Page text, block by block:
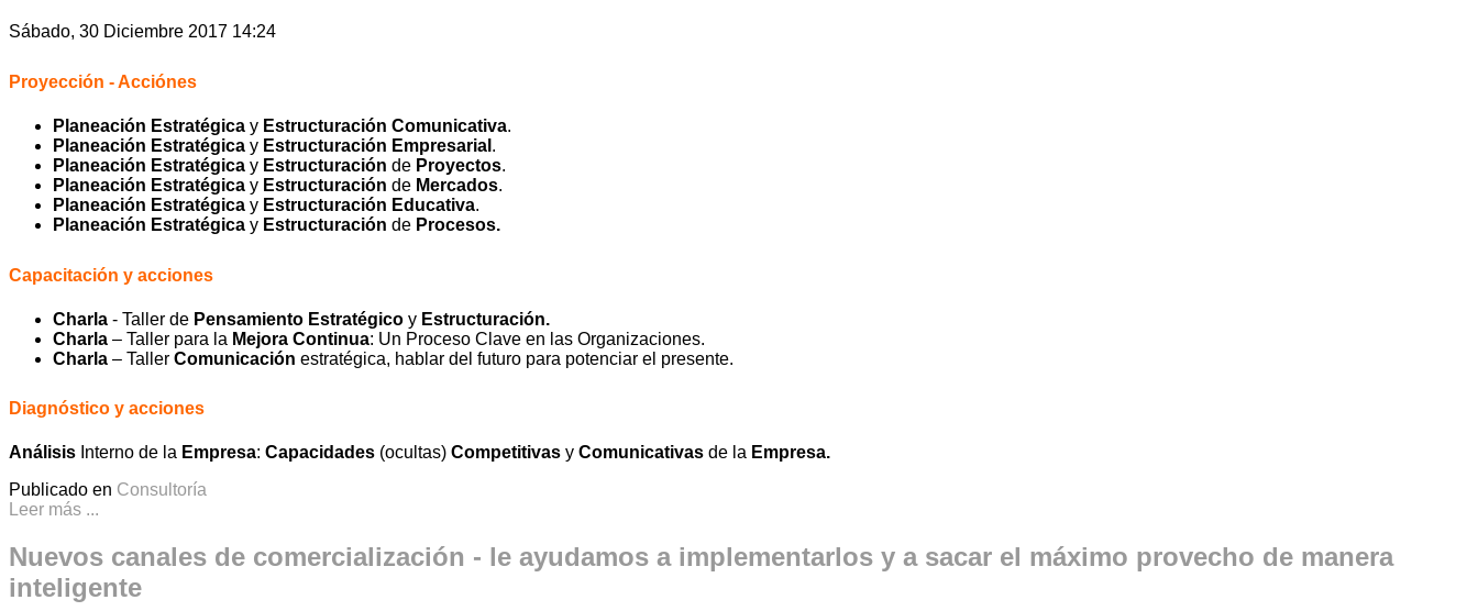
Sábado, 30 Diciembre 2017 14:24
Proyección - Acciónes
Planeación Estratégica y Estructuración Comunicativa.
Planeación Estratégica y Estructuración Empresarial .
Planeación Estratégica y Estructuración de Proyectos.
Planeación Estratégica y Estructuración de Mercados.
Planeación Estratégica y Estructuración Educativa.
Planeación Estratégica y Estructuración de Procesos.
Capacitación y acciones
Charla - Taller de Pensamiento Estratégico y Estructuración.
Charla – Taller para la Mejora Continua: Un Proceso Clave en las Organizaciones.
Charla – Taller Comunicación estratégica, hablar del futuro para potenciar el presente.
Diagnóstico y acciones
Análisis Interno de la Empresa: Capacidades (ocultas) Competitivas y Comunicativas de la Empresa.
Publicado en Consultoría
Leer más ...
Nuevos canales de comercialización - le ayudamos a implementarlos y a sacar el máximo provecho de manera
inteligente